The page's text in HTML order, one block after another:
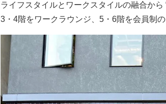
ライフスタイルとワークスタイルの融合から
3・4階をワークラウンジ、5・6階を会員制